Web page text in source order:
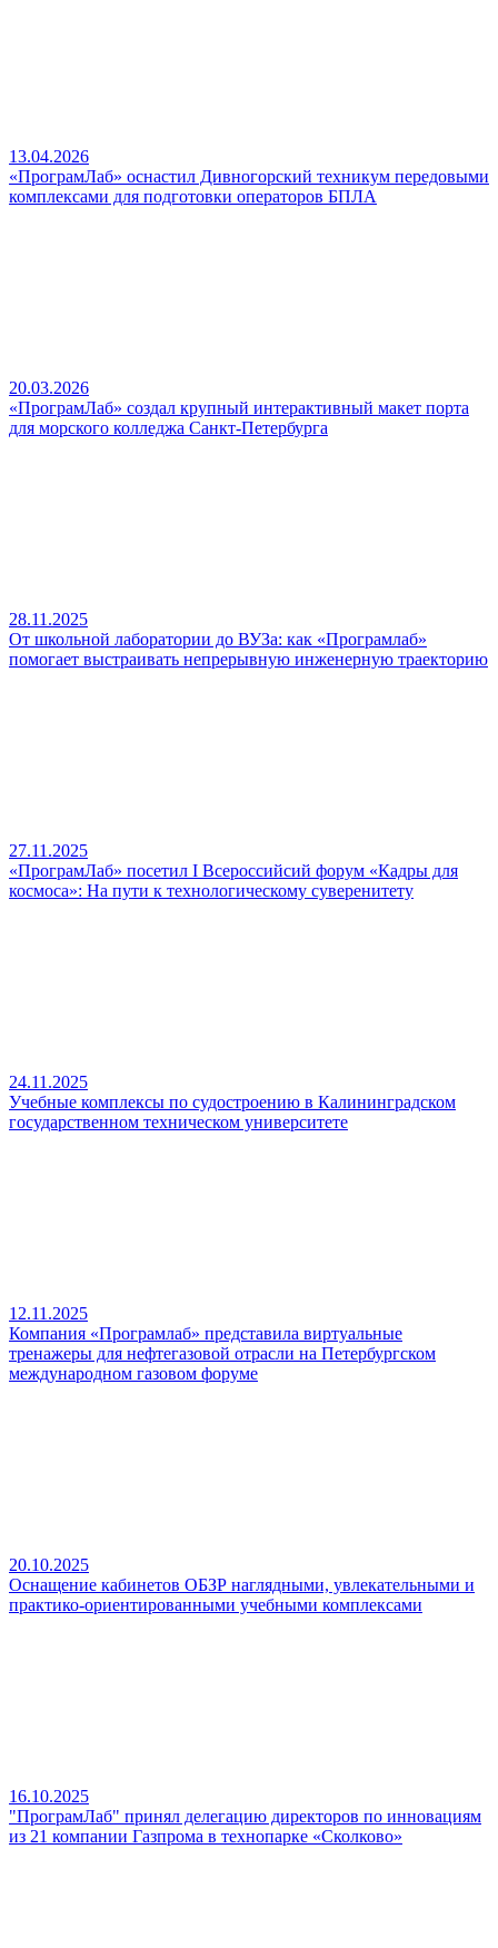
13.04.2026
«ПрограмЛаб» оснастил Дивногорский техникум передовыми
комплексами для подготовки операторов БПЛА
20.03.2026
«ПрограмЛаб» создал крупный интерактивный макет порта
для морского колледжа Санкт-Петербурга
28.11.2025
От школьной лаборатории до ВУЗа: как «Програмлаб»
помогает выстраивать непрерывную инженерную траекторию
27.11.2025
«ПрограмЛаб» посетил I Всероссийсий форум «Кадры для
космоса»: На пути к технологическому суверенитету
24.11.2025
Учебные комплексы по судостроению в Калининградском
государственном техническом университете
12.11.2025
Компания «Програмлаб» представила виртуальные
тренажеры для нефтегазовой отрасли на Петербургском
международном газовом форуме
20.10.2025
Оснащение кабинетов ОБЗР наглядными, увлекательными и
практико‑ориентированными учебными комплексами
16.10.2025
"ПрограмЛаб" принял делегацию директоров по инновациям
из 21 компании Газпрома в технопарке «Сколково»